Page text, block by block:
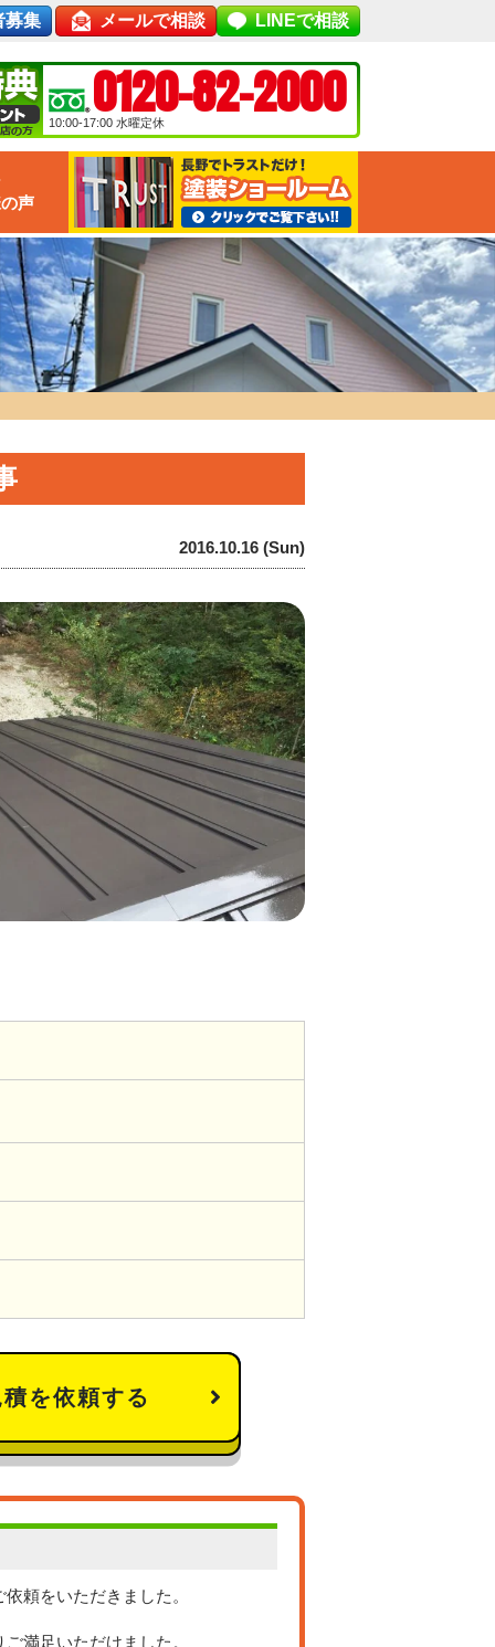
募集 メールで相談 LINEで相談
0120-82-2000
10:00-17:00 水曜定休
声
2016.10.16 (Sun)
を依頼する
頼をいただきました。
満足いただけました。